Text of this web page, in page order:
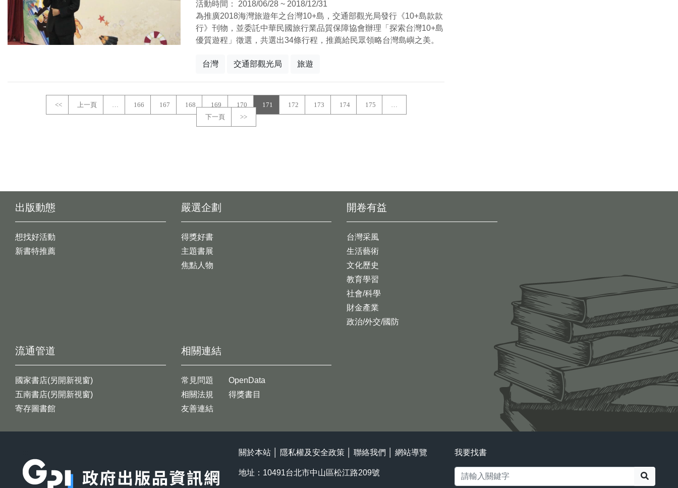
活動時間：
2018/06/28 ~ 2018/12/31
為推廣2018海灣旅遊年之台灣10+島，交通部觀光局發行《10+島款款
行》刊物，並委託中華民國旅行業品質保障協會辦理「探索台灣10+島
優質遊程」徵選，共選出34條行程，推薦給民眾領略台灣島嶼之美。
台灣 交通部觀光局 旅遊
<< 上一頁 … 166 167 168 169 170 171 172 173 174 175
…
下一頁
>>
出版動態
想找好活動
新書特推薦
開卷有益
台灣采風
生活藝術
文化歷史
教育學習
社會/科學
財金產業
政治/外交/國防
嚴選企劃
得獎好書
主題書展
焦點人物
流通管道
國家書店(另開新視窗)
五南書店(另開新視窗)
寄存圖書館
相關連結
常見問題
相關法規
友善連結
OpenData
得獎書目
關於本站 隱私權及安全政策 聯絡我們 網站導覽
地址：10491台北市中山區松江路209號
我要找書